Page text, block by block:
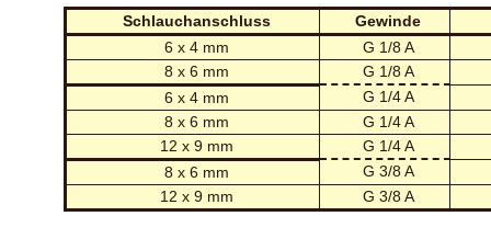
Schlauchanschluss
Gewinde
6 x 4 mm
G 1/8 A
8 x 6 mm
G 1/8 A
6 x 4 mm
G 1/4 A
8 x 6 mm
G 1/4 A
12 x 9 mm
G 1/4 A
8 x 6 mm
G 3/8 A
12 x 9 mm
G 3/8 A